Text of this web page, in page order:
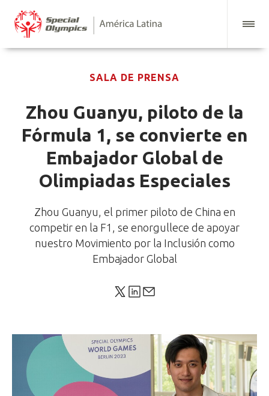
SALA DE PRENSA
Zhou Guanyu, piloto de la
Fórmula 1, se convierte en
Embajador Global de
Olimpiadas Especiales
Zhou Guanyu, el primer piloto de China en
competir en la F1, se enorgullece de apoyar
nuestro Movimiento por la Inclusión como
Embajador Global